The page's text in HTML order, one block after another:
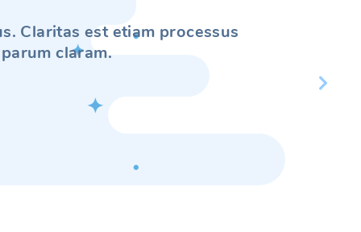
Claritas est etiam processus
claram.